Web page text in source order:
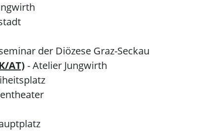
der Diözese Graz-Seckau
AT) - Atelier Jungwirth